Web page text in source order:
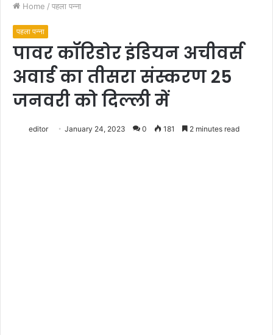
Home / पहला पन्ना
पहला पन्ना
पावर कॉरिडोर इंडियन अचीवर्स
अवार्ड का तीसरा संस्करण 25
जनवरी को दिल्ली में
editor January 24, 2023 0 181 2 minutes read